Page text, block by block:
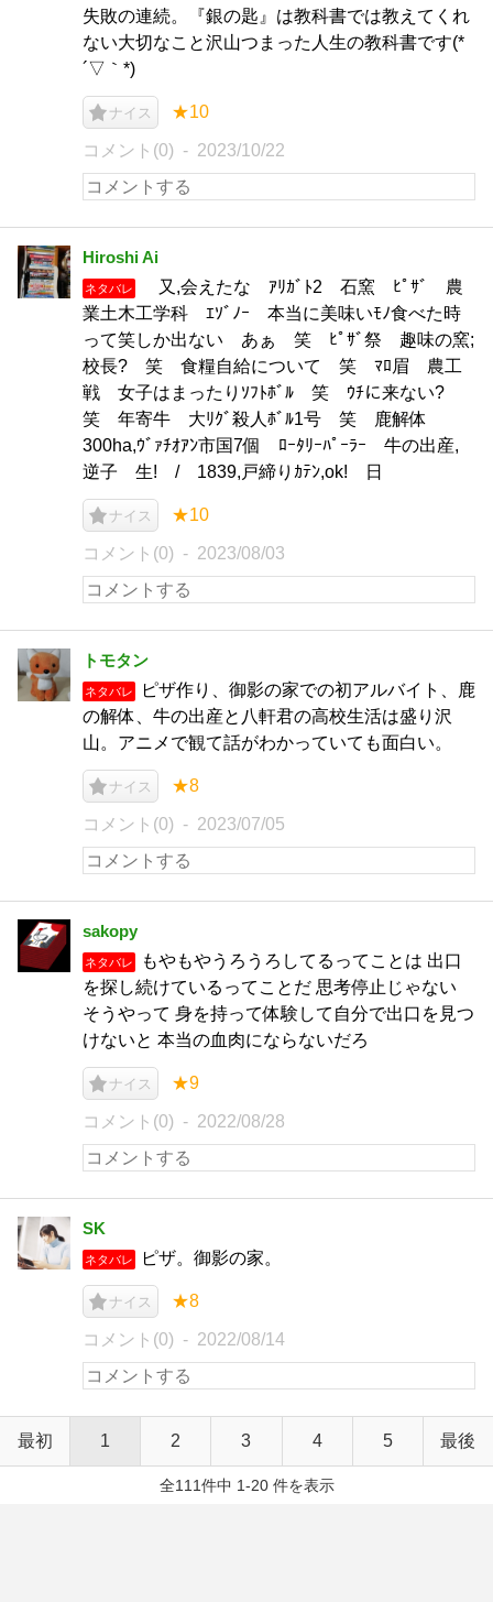
失敗の連続。『銀の匙』は教科書では教えてくれ
ない大切なこと沢山つまった人生の教科書です(*
´▽｀*)
ナイス ★10
コメント(0) 2023/10/22
Hiroshi Ai
ネタバレ
又,会えたな ｱﾘｶﾞﾄ2 石窯 ﾋﾟｻﾞ 農
業土木工学科 ｴｿﾞﾉｰ 本当に美味いﾓﾉ食べた時
って笑しか出ない あぁ 笑 ﾋﾟｻﾞ祭 趣味の窯;
校長? 笑 食糧自給について 笑 ﾏﾛ眉 農工
戦 女子はまったりｿﾌﾄﾎﾞﾙ 笑 ｳﾁに来ない?
笑 年寄牛 大ﾘｸﾞ殺人ﾎﾞﾙ1号 笑 鹿解体
300ha,ｳﾞｧﾁｵｱﾝ市国7個 ﾛｰﾀﾘｰﾊﾟｰﾗｰ 牛の出産,
逆子 生! / 1839,戸締りｶﾃﾝ,ok! 日
ナイス ★10
コメント(0) 2023/08/03
トモタン
ネタバレ
ピザ作り、御影の家での初アルバイト、鹿
の解体、牛の出産と八軒君の高校生活は盛り沢
山。アニメで観て話がわかっていても面白い。
ナイス ★8
コメント(0) 2023/07/05
sakopy
ネタバレ
もやもやうろうろしてるってことは 出口
を探し続けているってことだ 思考停止じゃない
そうやって 身を持って体験して自分で出口を見つ
けないと 本当の血肉にならないだろ
ナイス ★9
コメント(0) 2022/08/28
SK
ネタバレ ピザ。御影の家。
ナイス ★8
コメント(0) 2022/08/14
最初 1 2 3 4 5 最後
全111件中 1-20 件を表示